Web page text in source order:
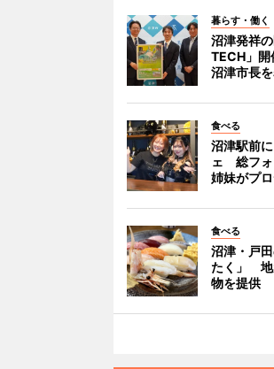
暮らす・働く
沼津発祥
TECH」
沼津市長
食べる
沼津駅前
ェ 総フォ
姉妹がプ
食べる
沼津・戸
たく」 地
物を提供